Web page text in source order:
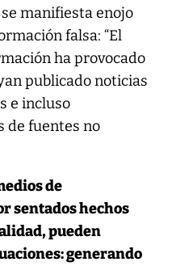
manifiesta enojo
falsa: “El
ha provocado
publicado noticias
e incluso
de fuentes no
de
sentados hechos
pueden
generando